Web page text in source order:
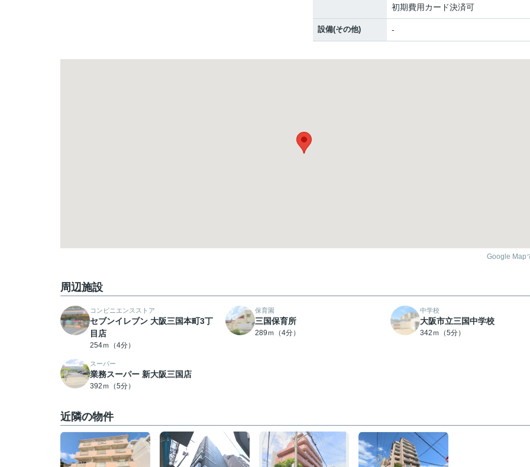
初期費用カード決済可
設備(その他) -
Google Map
周辺施設
コンビニエンスストア
セブンイレブン 大阪三国本町3丁
目店
254ｍ（4分）
保育園
三国保育所
289ｍ（4分）
中学校
大阪市立三国中学校
342ｍ（5分）
スーパー
業務スーパー 新大阪三国店
392ｍ（5分）
近隣の物件